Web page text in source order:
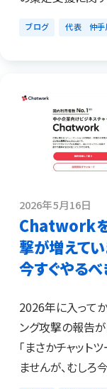
ブログ 代表 仲手
2026年5月16日
Chatworkを
撃が増えて
今すぐやる
2026年に入って
ング攻撃の報告
「まさかチャット
ませんが、むし